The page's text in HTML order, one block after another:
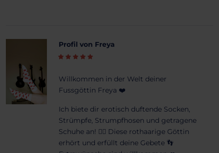
Profil von Freya
Willkommen in der Welt deiner
Fussgöttin Freya ❤️
Ich biete dir erotisch duftende Socken,
Strümpfe, Strumpfhosen und getragene
Schuhe an! ❤️‍🔥 Diese rothaarige Göttin
erhört und erfüllt deine Gebete 👣